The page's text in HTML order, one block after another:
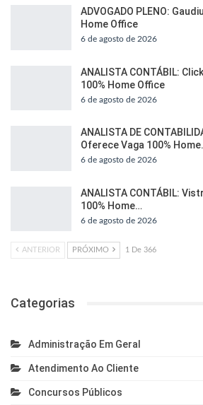
ADVOGADO PLENO:
Home Office
6 de agosto de 2026
ANALISTA CONTÁBIL:
100% Home Office
6 de agosto de 2026
ANALISTA DE
Oferece Vaga 100%
6 de agosto de 2026
ANALISTA CONTÁBIL:
100% Home…
6 de agosto de 2026
ANTERIOR PRÓXIMO 1 De 366
Categorias
Administração Em Geral
Atendimento Ao Cliente
Concursos Públicos